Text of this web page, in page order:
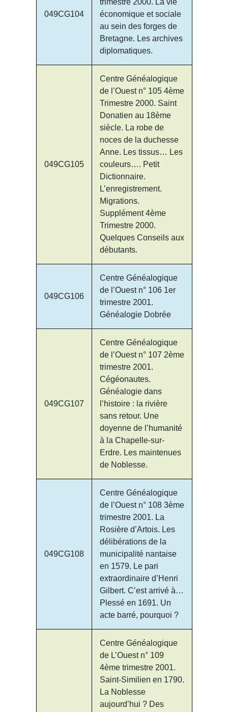
049CG104
économique et sociale
au sein des forges de
Bretagne. Les archives
diplomatiques.
049CG105
Centre Généalogique
de l’Ouest n° 105 4ème
Trimestre 2000. Saint
Donatien au 18ème
siècle. La robe de
noces de la duchesse
Anne. Les tissus… Les
couleurs…. Petit
Dictionnaire.
L’enregistrement.
Migrations.
Supplément 4ème
Trimestre 2000.
Quelques Conseils aux
débutants.
049CG106
Centre Généalogique
de l’Ouest n° 106 1er
trimestre 2001.
Généalogie Dobrée
049CG107
Centre Généalogique
de l’Ouest n° 107 2ème
trimestre 2001.
Cégéonautes.
Généalogie dans
l’histoire : la rivière
sans retour. Une
doyenne de l’humanité
à la Chapelle-sur-
Erdre. Les maintenues
de Noblesse.
049CG108
Centre Généalogique
de l’Ouest n° 108 3ème
trimestre 2001. La
Rosière d’Artois. Les
délibérations de la
municipalité nantaise
en 1579. Le pari
extraordinaire d’Henri
Gilbert. C’est arrivé à…
Plessé en 1691. Un
acte barré, pourquoi ?
Centre Généalogique
de L’Ouest n° 109
4ème trimestre 2001.
Saint-Similien en 1790.
La Noblesse
aujourd’hui ? Des